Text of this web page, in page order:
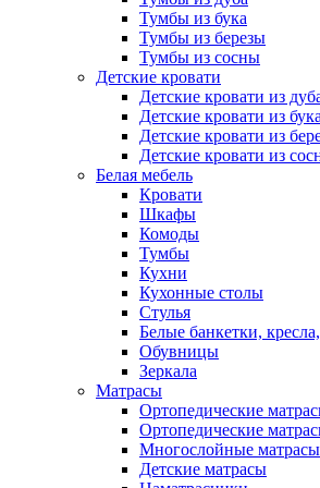
Тумбы из бука
Тумбы из березы
Тумбы из сосны
Детские кровати
Детские кровати из
Детские кровати из бука
Детские кровати из
Детские кровати из
Белая мебель
Кровати
Шкафы
Комоды
Тумбы
Кухни
Кухонные столы
Стулья
Белые банкетки,
Обувницы
Зеркала
Матрасы
Ортопедические
Ортопедические
Многослойные матрасы
Детские матрасы